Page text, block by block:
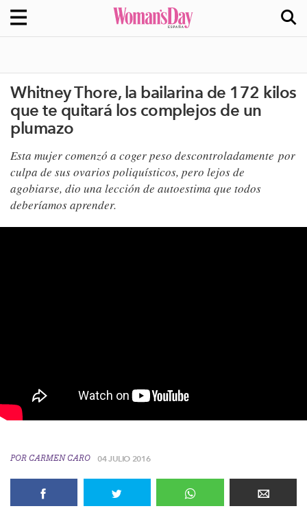
Whitney Thore, la bailarina de 172 kilos
que te quitará los complejos de un
plumazo
​Esta mujer comenzó a coger peso descontroladamente por
culpa de sus ovarios poliquísticos, pero lejos de
agobiarse, dio una lección de autoestima que todos
deberíamos aprender.
POR CARMEN CARO 04 JULIO 2016